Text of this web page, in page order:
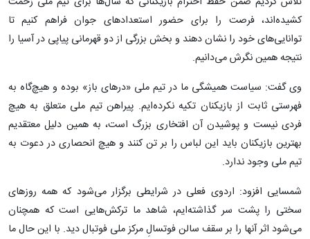
کشیده‌اند، فرصت را برای حضور استعدادهای جوان فراهم کنیم تا
توانایی‌های خود را نشان دهند و بخش بزرگی از دو قهرمانی پیاپی در آسیا را
نتیجه همین نگرش می‌دانیم.
وی گفت: سیاست همیشگی ما در تیم ملی «درهای باز» بوده و هیچ‌گاه به
فهرستی ثابت از بازیکنان تکیه نکرده‌ایم. پیراهن تیم ملی متعلق به هیچ
فردی نیست و پوشیدن آن افتخاری بزرگ است، به همین دلیل معتقدیم
بهترین بازیکنان باید این لباس را بر تن کنند و هیچ انحصاری در دعوت به
تیم ملی وجود ندارد.
شمسایی افزود: اردوی فعلی در شرایطی برگزار می‌شود که همه روزهای
سختی را پشت سر گذاشته‌ایم، شاهد ما ترکش‌هایی است که همچنان
می‌شود اثر آنها را بر سقف سالن فوتسالِ مرکز ملی فوتبال دید. با این حال ما